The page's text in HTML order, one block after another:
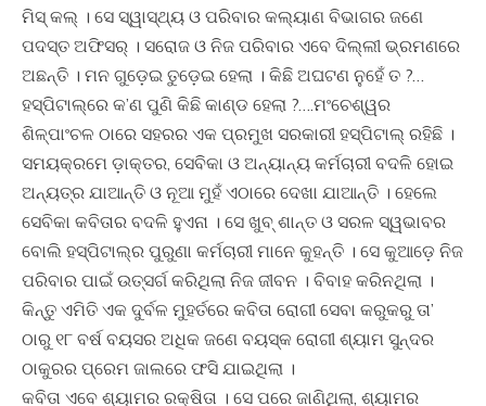
ମିସ୍ କଲ୍ । ସେ ସ୍ୱାସ୍ଥ୍ୟ ଓ ପରିବାର କଲ୍ୟାଣ ବିଭାଗର ଜଣେ
ପଦସ୍ତ ଅଫିସର୍ । ସରୋଜ ଓ ନିଜ ପରିବାର ଏବେ ଦିଲ୍ଲୀ ଭ୍ରମଣରେ
ଅଛନ୍ତି । ମନ ଗୁଡ଼େଇ ତୁଡ଼େଇ ହେଲା । କିଛି ଅଘଟଣ ନୁହେଁ ତ ?…
ହସ୍ପିଟାଲ୍‌ରେ କ’ଣ ପୁଣି କିଛି କାଣ୍ଡ ହେଲା ?….ମଂଚେଶ୍ୱର
ଶିଳ୍ପାଂଚଳ ଠାରେ ସହରର ଏକ ପ୍ରମୁଖ ସରକାରୀ ହସ୍ପିଟାଲ୍ ରହିଛି ।
ସମୟକ୍ରମେ ଡ଼ାକ୍ତର, ସେବିକା ଓ ଅନ୍ୟାନ୍ୟ କର୍ମଚାରୀ ବଦଳି ହୋଇ
ଅନ୍ୟତ୍ର ଯାଆନ୍ତି ଓ ନୂଆ ମୁହଁ ଏଠାରେ ଦେଖା ଯାଆନ୍ତି । ହେଲେ
ସେବିକା କବିତାର ବଦଳି ହୁଏନା । ସେ ଖୁବ୍ ଶାନ୍ତ ଓ ସରଳ ସ୍ୱଭାବର
ବୋଲି ହସ୍ପିଟାଲ୍‌ର ପୁରୁଣା କର୍ମଚାରୀ ମାନେ କୁହନ୍ତି । ସେ କୁଆଡ଼େ ନିଜ
ପରିବାର ପାଇଁ ଉତ୍ସର୍ଗ କରିଥିଲା ନିଜ ଜୀବନ । ବିବାହ କରିନଥିଲା ।
କିନ୍ତୁ ଏମିତି ଏକ ଦୁର୍ବଳ ମୁହର୍ତରେ କବିତା ରୋଗୀ ସେବା କରୁକରୁ ତା’
ଠାରୁ ୧୮ ବର୍ଷ ବୟସର ଅଧିକ ଜଣେ ବୟସ୍କ ରୋଗୀ ଶ୍ୟାମ ସୁନ୍ଦର
ଠାକୁରର ପ୍ରେମ ଜାଲରେ ଫସି ଯାଇଥିଲା ।
କବିତା ଏବେ ଶ୍ୟାମର ରକ୍ଷିତା । ସେ ପରେ ଜାଣିଥିଲା, ଶ୍ୟାମର